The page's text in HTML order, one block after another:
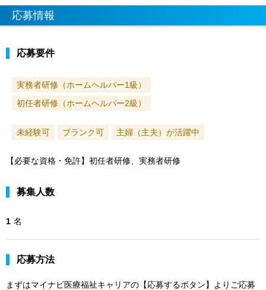
応募情報
応募要件
実務者研修（ホームヘルパー1級）
初任者研修（ホームヘルパー2級）
未経験可 ブランク可 主婦（主夫）が活躍中
【必要な資格・免許】初任者研修、実務者研修
募集人数
1 名
応募方法
まずはマイナビ医療福祉キャリアの【応募するボタン】よりご応募